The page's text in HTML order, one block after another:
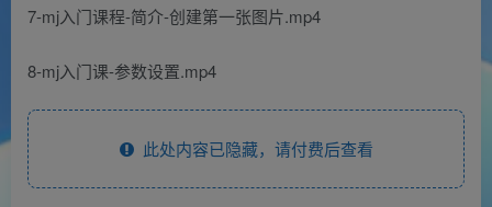
7-mj入门课程-简介-创建第一张图片.mp4
8-mj入门课-参数设置.mp4
此处内容已隐藏，请付费后查看